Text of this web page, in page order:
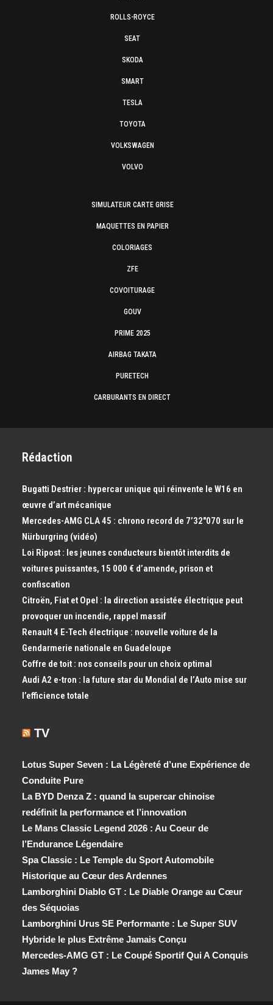
ROLLS-ROYCE
SEAT
SKODA
SMART
TESLA
TOYOTA
VOLKSWAGEN
VOLVO
SIMULATEUR CARTE GRISE
MAQUETTES EN PAPIER
COLORIAGES
ZFE
COVOITURAGE
GOUV
PRIME 2025
AIRBAG TAKATA
PURETECH
CARBURANTS EN DIRECT
Rédaction
Bugatti Destrier : hypercar unique qui réinvente le W16 en
œuvre d’art mécanique
Mercedes-AMG CLA 45 : chrono record de 7’32″070 sur le
Nürburgring (vidéo)
Loi Ripost : les jeunes conducteurs bientôt interdits de
voitures puissantes, 15 000 € d’amende, prison et
confiscation
Citroën, Fiat et Opel : la direction assistée électrique peut
provoquer un incendie, rappel massif
Renault 4 E-Tech électrique : nouvelle voiture de la
Gendarmerie nationale en Guadeloupe
Coffre de toit : nos conseils pour un choix optimal
Audi A2 e-tron : la future star du Mondial de l’Auto mise sur
l’efficience totale
TV
Lotus Super Seven : La Légèreté d’une Expérience de
Conduite Pure
La BYD Denza Z : quand la supercar chinoise
redéfinit la performance et l’innovation
Le Mans Classic Legend 2026 : Au Coeur de
l’Endurance Légendaire
Spa Classic : Le Temple du Sport Automobile
Historique au Cœur des Ardennes
Lamborghini Diablo GT : Le Diable Orange au Cœur
des Séquoias
Lamborghini Urus SE Performante : Le Super SUV
Hybride le plus Extrême Jamais Conçu
Mercedes-AMG GT : Le Coupé Sportif Qui A Conquis
James May ?